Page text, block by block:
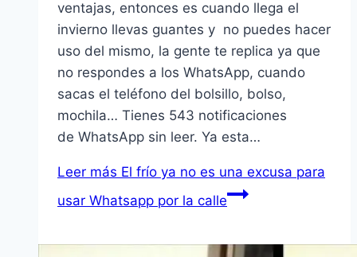
ventajas, entonces es cuando llega el
invierno llevas guantes y no puedes hacer
uso del mismo, la gente te replica ya que
no respondes a los WhatsApp, cuando
sacas el teléfono del bolsillo, bolso,
mochila… Tienes 543 notificaciones
de WhatsApp sin leer. Ya esta…
Leer más El frío ya no es una excusa para
usar Whatsapp por la calle